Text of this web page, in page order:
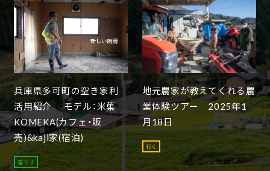
兵庫県多可町の空き家利
活用紹介 モデル：米菓
KOMEKA(カフェ・販
売)&kaji家(宿泊)
暮らす
地元農家が教えてくれる農
業体験ツアー 2025年1
月18日
行く